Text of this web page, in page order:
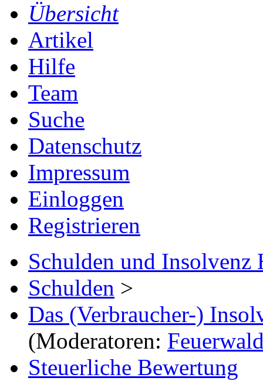
Übersicht
Artikel
Hilfe
Team
Suche
Datenschutz
Impressum
Einloggen
Registrieren
Schulden und Insolvenz
Schulden >
Das (Verbraucher-)
(Moderatoren:
Steuerliche Bewertung